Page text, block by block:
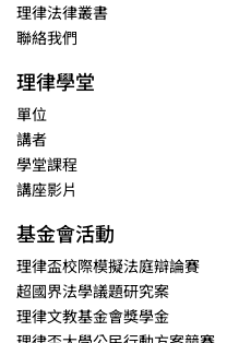
理律法律叢書
聯絡我們
理律學堂
單位
講者
學堂課程
講座影片
基金會活動
理律盃校際模擬法庭辯論賽
超國界法學議題研究案
理律文教基金會獎學金